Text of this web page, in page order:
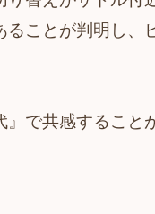
ることが判明し、
で共感すること